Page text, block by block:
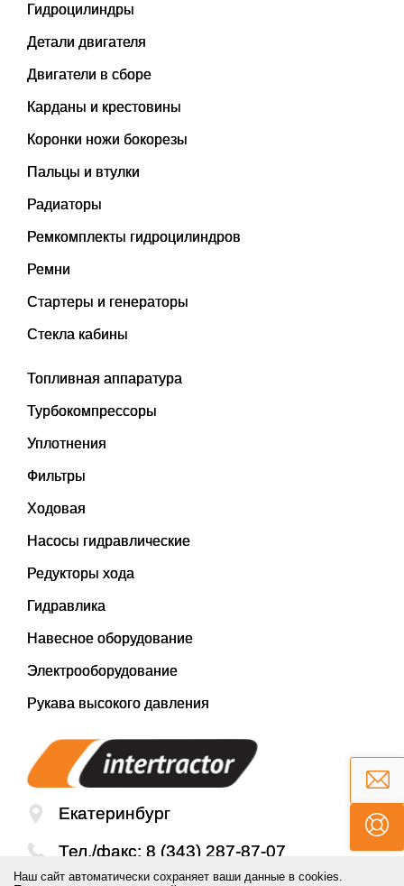
Гидроцилиндры
Детали двигателя
Двигатели в сборе
Карданы и крестовины
Коронки ножи бокорезы
Пальцы и втулки
Радиаторы
Ремкомплекты гидроцилиндров
Ремни
Стартеры и генераторы
Стекла кабины
Топливная аппаратура
Турбокомпрессоры
Уплотнения
Фильтры
Ходовая
Насосы гидравлические
Редукторы хода
Гидравлика
Навесное оборудование
Электрооборудование
Рукава высокого давления
Екатеринбург
Тел./факс: 8 (343) 287-87-07
Наш сайт автоматически сохраняет ваши данные в cookies.